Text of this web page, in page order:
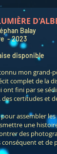
Balay
- 2023
disponible
mon grand-
complet de la
ont fini par se
certitudes et
pour assembler
une
des
conséquent et de